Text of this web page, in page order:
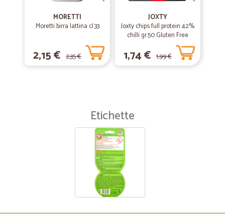
MORETTI
Moretti birra lattina cl.33
2,15 € 2,35 €
JOXTY
Joxty chips full protein 42%
chilli gr.50 Gluten Free
1,74 € 1,99 €
Etichette